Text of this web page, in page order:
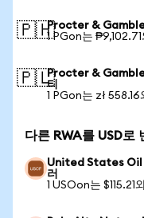
🇵🇭Procter &
1 PGon는
🇵🇱Procter &
티
1 PGon는 zł 558.16
다른 RWA를 USD로
United States Oil
러
1 USOon는 $115.21